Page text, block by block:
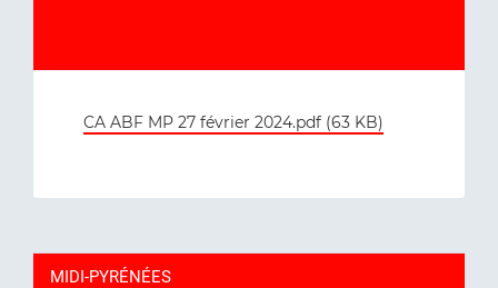
CA ABF MP 27 février 2024.pdf (63 KB)
MIDI-PYRÉNÉES